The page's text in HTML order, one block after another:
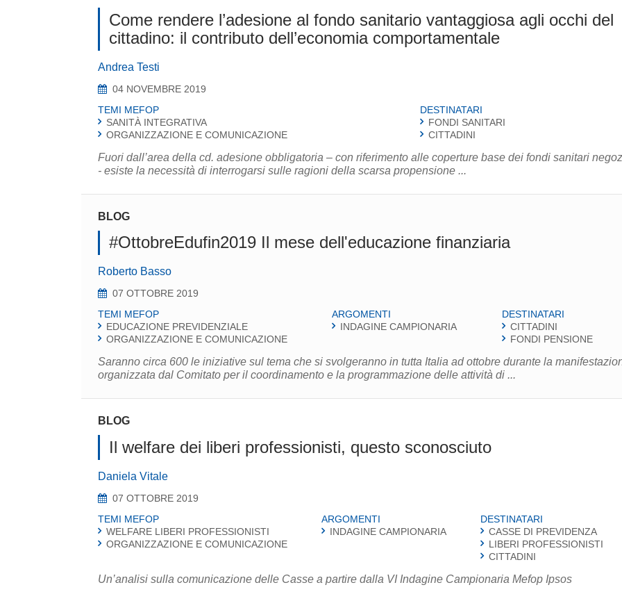
Come rendere l’adesione al fondo sanitario vantaggiosa agli occhi del
cittadino: il contributo dell’economia comportamentale
Andrea Testi
04 NOVEMBRE 2019
TEMI MEFOP
SANITÀ INTEGRATIVA
ORGANIZZAZIONE E COMUNICAZIONE
DESTINATARI
FONDI SANITARI
CITTADINI
Fuori dall’area della cd. adesione obbligatoria – con riferimento alle coperture base dei fondi sanitari
- esiste la necessità di interrogarsi sulle ragioni della scarsa propensione ...
BLOG
#OttobreEdufin2019 Il mese dell'educazione finanziaria
Roberto Basso
07 OTTOBRE 2019
TEMI MEFOP
EDUCAZIONE PREVIDENZIALE
ORGANIZZAZIONE E COMUNICAZIONE
ARGOMENTI
INDAGINE CAMPIONARIA
DESTINATARI
CITTADINI
FONDI PENSIONE
Saranno circa 600 le iniziative sul tema che si svolgeranno in tutta Italia ad ottobre durante la
organizzata dal Comitato per il coordinamento e la programmazione delle attività di ...
BLOG
Il welfare dei liberi professionisti, questo sconosciuto
Daniela Vitale
07 OTTOBRE 2019
TEMI MEFOP
WELFARE LIBERI PROFESSIONISTI
ORGANIZZAZIONE E COMUNICAZIONE
ARGOMENTI
INDAGINE CAMPIONARIA
DESTINATARI
CASSE DI PREVIDENZA
LIBERI PROFESSIONISTI
CITTADINI
Un’analisi sulla comunicazione delle Casse a partire dalla VI Indagine Campionaria Mefop Ipsos